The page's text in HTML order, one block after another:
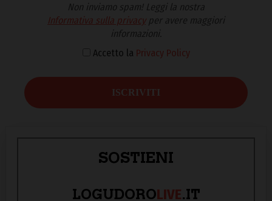
Non inviamo spam! Leggi la nostra
Informativa sulla privacyper avere maggiori
informazioni.
Accetto la Privacy Policy
SOSTIENI
LOGUDOROLIVE.IT